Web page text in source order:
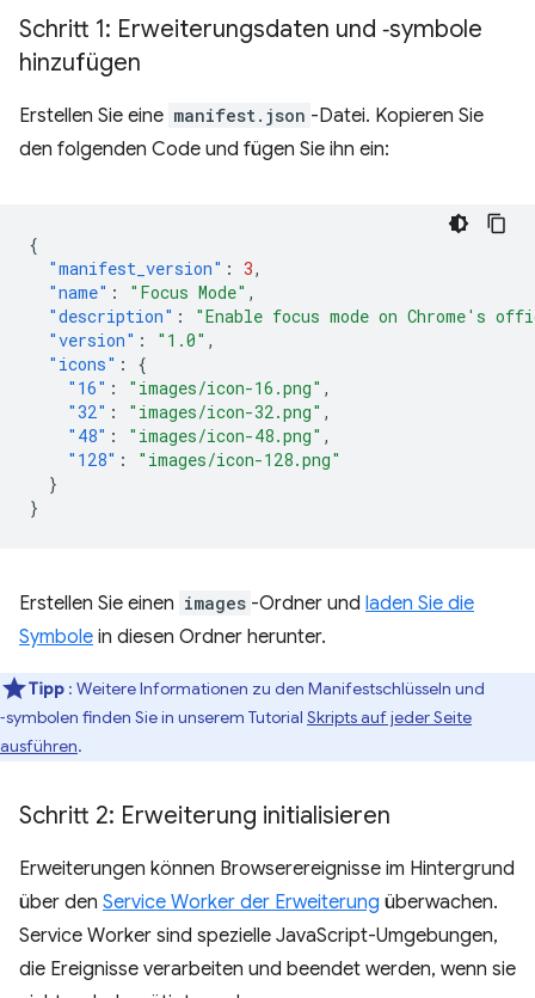
Schritt 1: Erweiterungsdaten und ‑symbole
hinzufügen
Erstellen Sie eine manifest.json -Datei. Kopieren Sie
den folgenden Code und fügen Sie ihn ein:
{
"manifest_version" : 3,
"name" : "Focus Mode" ,
"description" :
"Enable focus mode on Chrome's
"version" : "1.0" ,
"icons" :
{
"16" : "images/icon-16.png" ,
"32" : "images/icon-32.png" ,
"48" : "images/icon-48.png" ,
"128" :
"images/icon-128.png"
}
}
Erstellen Sie einen images -Ordner und laden Sie die
Symbole in diesen Ordner herunter.
Tipp : Weitere Informationen zu den Manifestschlüsseln und
‑symbolen finden Sie in unserem Tutorial Skripts auf jeder Seite
ausführen.
Schritt 2: Erweiterung initialisieren
Erweiterungen können Browserereignisse im Hintergrund
über den Service Worker der Erweiterung überwachen.
Service Worker sind spezielle JavaScript-Umgebungen,
die Ereignisse verarbeiten und beendet werden, wenn sie